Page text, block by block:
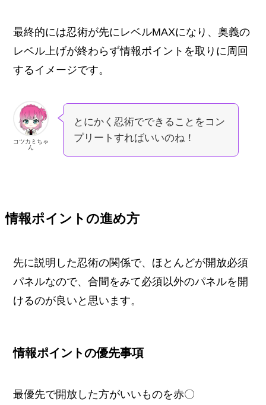
最終的には忍術が先にレベルMAXになり、奥義の
レベル上げが終わらず情報ポイントを取りに周回
するイメージです。
コツカミちゃ
ん
とにかく忍術でできることをコン
プリートすればいいのね！
情報ポイントの進め方
先に説明した忍術の関係で、ほとんどが開放必須
パネルなので、合間をみて必須以外のパネルを開
けるのが良いと思います。
情報ポイントの優先事項
最優先で開放した方がいいものを赤〇